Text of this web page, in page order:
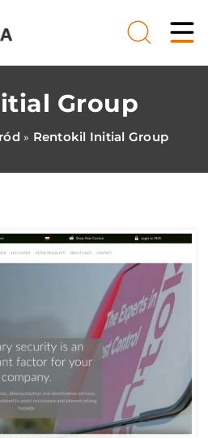
Group
» Rentokil Initial Group